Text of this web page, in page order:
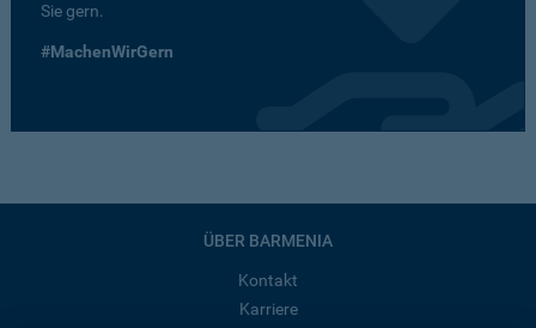
Sie gern.
#MachenWirGern
ÜBER BARMENIA
Kontakt
Karriere